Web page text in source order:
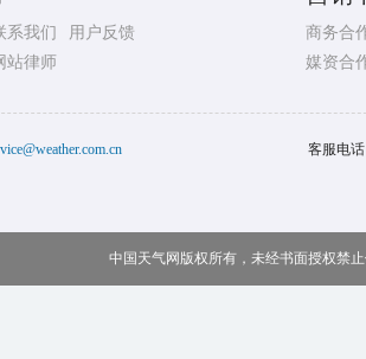
系我们
用户反馈
站律师
商务合
媒资合
客服电
中国天气网版权所有，未经书面授权